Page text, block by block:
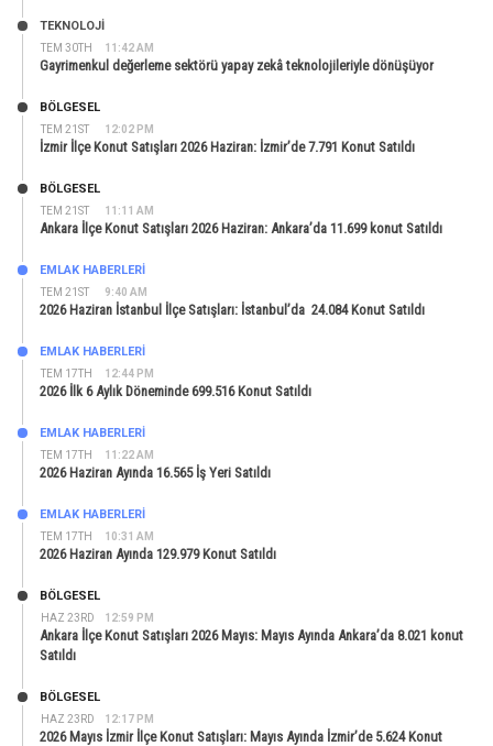
TEM 30TH 11:42 AM
TEKNOLOJİ
Gayrimenkul değerleme sektörü yapay zekâ teknolojileriyle dönüşüyor
TEM 21ST 12:02 PM
BÖLGESEL
İzmir İlçe Konut Satışları 2026 Haziran: İzmir’de 7.791 Konut Satıldı
TEM 21ST 11:11 AM
BÖLGESEL
Ankara İlçe Konut Satışları 2026 Haziran: Ankara’da 11.699 konut Satıldı
TEM 21ST 9:40 AM
EMLAK HABERLERI
2026 Haziran İstanbul İlçe Satışları: İstanbul’da 24.084 Konut Satıldı
TEM 17TH 12:44 PM
EMLAK HABERLERI
2026 İlk 6 Aylık Döneminde 699.516 Konut Satıldı
TEM 17TH 11:22 AM
EMLAK HABERLERI
2026 Haziran Ayında 16.565 İş Yeri Satıldı
TEM 17TH 10:31 AM
EMLAK HABERLERI
2026 Haziran Ayında 129.979 Konut Satıldı
HAZ 23RD 12:59 PM
BÖLGESEL
Ankara İlçe Konut Satışları 2026 Mayıs: Mayıs Ayında Ankara’da 8.021 konut
Satıldı
HAZ 23RD 12:17 PM
BÖLGESEL
2026 Mayıs İzmir İlçe Konut Satışları: Mayıs Ayında İzmir’de 5.624 Konut